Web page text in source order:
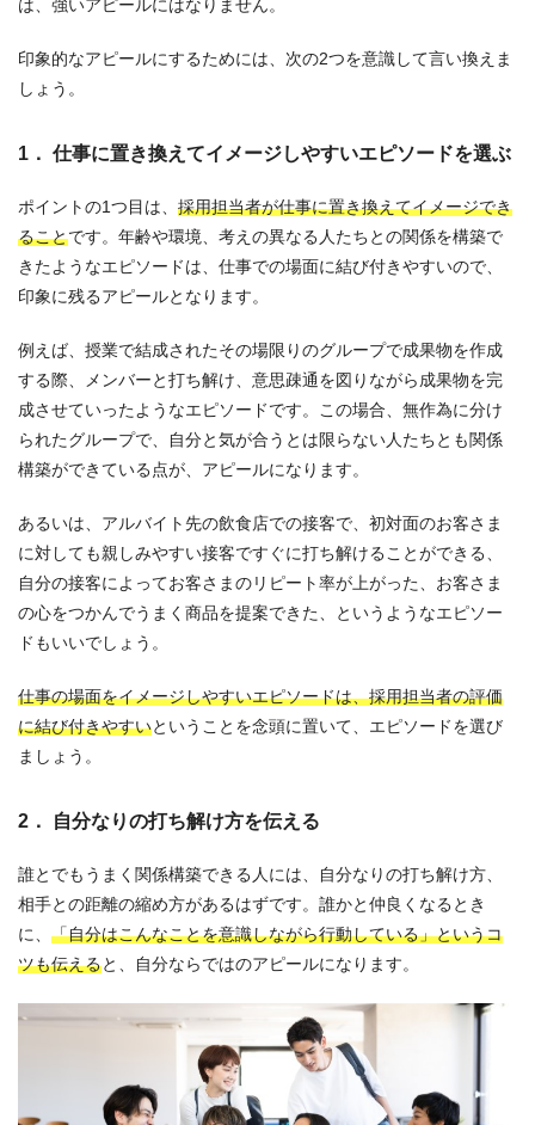
は、強いアピールにはなりません。
印象的なアピールにするためには、次の2つを意識して言い換えま
しょう。
1． 仕事に置き換えてイメージしやすいエピソードを選ぶ
ポイントの1つ目は、 採用担当者が仕事に置き換えてイメージでき
ることです。年齢や環境、考えの異なる人たちとの関係を構築で
きたようなエピソードは、仕事での場面に結び付きやすいので、
印象に残るアピールとなります。
例えば、授業で結成されたその場限りのグループで成果物を作成
する際、メンバーと打ち解け、意思疎通を図りながら成果物を完
成させていったようなエピソードです。この場合、無作為に分け
られたグループで、自分と気が合うとは限らない人たちとも関係
構築ができている点が、アピールになります。
あるいは、アルバイト先の飲食店での接客で、初対面のお客さま
に対しても親しみやすい接客ですぐに打ち解けることができる、
自分の接客によってお客さまのリピート率が上がった、お客さま
の心をつかんでうまく商品を提案できた、というようなエピソー
ドもいいでしょう。
仕事の場面をイメージしやすいエピソードは、採用担当者の評価
に結び付きやすいということを念頭に置いて、エピソードを選び
ましょう。
2． 自分なりの打ち解け方を伝える
誰とでもうまく関係構築できる人には、自分なりの打ち解け方、
相手との距離の縮め方があるはずです。誰かと仲良くなるとき
に、 「自分はこんなことを意識しながら行動している」というコ
ツも伝えると、自分ならではのアピールになります。